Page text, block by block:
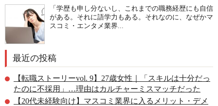
「学歴も申し分ないし、これまでの職務経歴にも自信
がある。それに語学力もある。それなのに、なぜかマ
スコミ・エンタメ業界...
最近の投稿
【転職ストーリーvol. 9】27歳女性｜「スキルは十分だっ
たのに不採用」…理由はカルチャーミスマッチだった
【20代未経験向け】マスコミ業界に入るメリット・デメ